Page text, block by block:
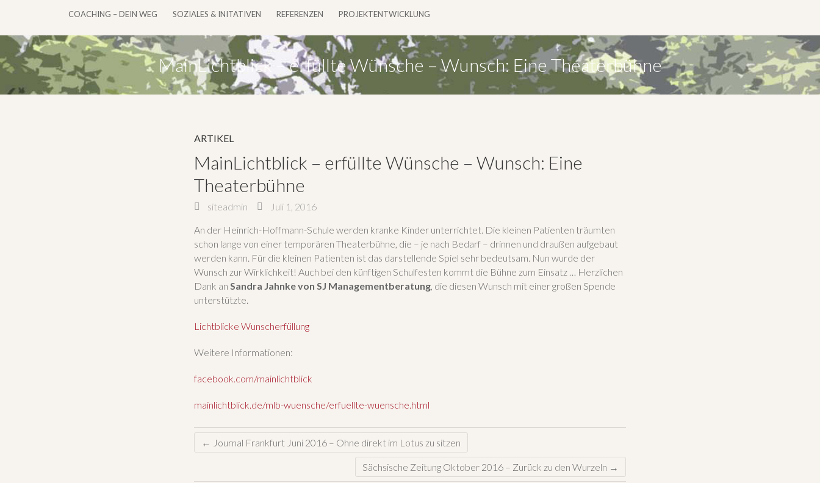
COACHING – DEIN WEG SOZIALES & INITATIVEN REFERENZEN PROJEKTENTWICKLUNG
MainLichtblick – erfüllte Wünsche – Wunsch: Eine Theaterbühne
ARTIKEL
MainLichtblick – erfüllte Wünsche – Wunsch: Eine
Theaterbühne
siteadmin
Juli 1, 2016
An der Heinrich-Hoffmann-Schule werden kranke Kinder unterrichtet. Die kleinen Patienten träumten
schon lange von einer temporären Theaterbühne, die – je nach Bedarf – drinnen und draußen aufgebaut
werden kann. Für die kleinen Patienten ist das darstellende Spiel sehr bedeutsam. Nun wurde der
Wunsch zur Wirklichkeit! Auch bei den künftigen Schulfesten kommt die Bühne zum Einsatz … Herzlichen
Dank an Sandra Jahnke von SJ Managementberatung , die diesen Wunsch mit einer großen Spende
unterstützte.
Lichtblicke Wunscherfüllung
Weitere Informationen:
facebook.com/mainlichtblick
mainlichtblick.de/mlb-wuensche/erfuellte-wuensche.html
← Journal Frankfurt Juni 2016 – Ohne direkt im Lotus zu sitzen
Sächsische Zeitung Oktober 2016 – Zurück zu den Wurzeln →